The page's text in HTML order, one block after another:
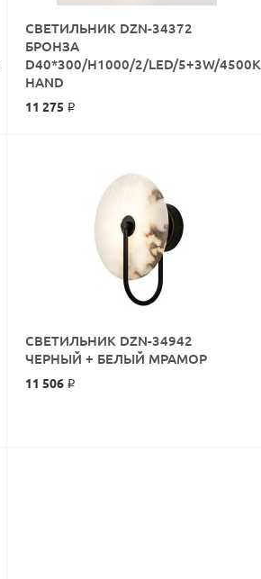
СВЕТИЛЬНИК DZN-34372
БРОНЗА
D40*300/H1000/2/LED/5+3W/4500K
HAND
11 275 ₽
КУПИТЬ
СВЕТИЛЬНИК DZN-34942
ЧЕРНЫЙ + БЕЛЫЙ МРАМОР
11 506 ₽
КУПИТЬ